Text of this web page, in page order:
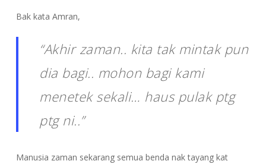
Bak kata Amran,
“Akhir zaman.. kita tak mintak pun
dia bagi.. mohon bagi kami
menetek sekali… haus pulak ptg
ptg ni..”
Manusia zaman sekarang semua benda nak tayang kat